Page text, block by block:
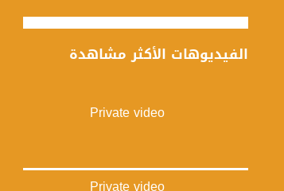
الفيديوهات الأكثر مشاهدة
Private video